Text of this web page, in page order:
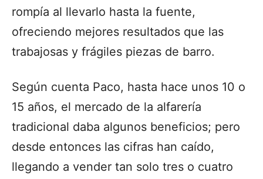
rompía al llevarlo hasta la fuente,
ofreciendo mejores resultados que las
trabajosas y frágiles piezas de barro.
Según cuenta Paco, hasta hace unos 10 o
15 años, el mercado de la alfarería
tradicional daba algunos beneficios; pero
desde entonces las cifras han caído,
llegando a vender tan solo tres o cuatro